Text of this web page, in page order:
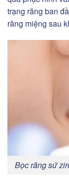
trạng răng ban
răng miệng sau
Bọc răng sứ